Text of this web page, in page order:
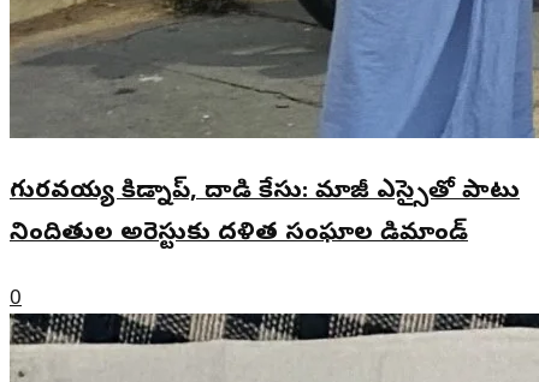
గురవయ్య కిడ్నాప్, దాడి కేసు: మాజీ ఎస్సైతో పాటు
నిందితుల అరెస్టుకు దళిత సంఘాల డిమాండ్
0